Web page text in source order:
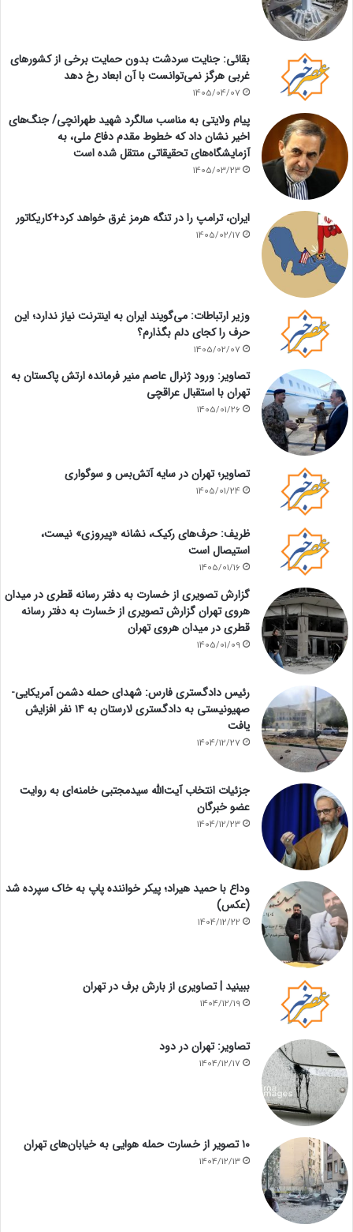
بقائی: جنایت سردشت بدون حمایت برخی از کشورهای
غربی هرگز نمی‌توانست با آن ابعاد رخ دهد
1405/04/07
پیام ولایتی به مناسب سالگرد شهید طهرانچی/ جنگ‌های
اخیر نشان داد که خطوط مقدم دفاع ملی، به
آزمایشگاه‌های تحقیقاتی منتقل شده است
1405/03/23
ایران، ترامپ را در تنگه هرمز غرق خواهد کرد+کاریکاتور
1405/02/17
وزیر ارتباطات: می‌گویند ایران به اینترنت نیاز ندارد؛ این
حرف را کجای دلم بگذارم؟
1405/02/07
تصاویر: ورود ژنرال عاصم منیر فرمانده ارتش پاکستان به
تهران با استقبال عراقچی
1405/01/26
تصاویر؛ تهران در سایه آتش‌بس و سوگواری
1405/01/24
ظریف: حرف‌های رکیک، نشانه «پیروزی» نیست،
استیصال است
1405/01/16
گزارش تصویری از خسارت به دفتر رسانه قطری در میدان
هروی تهران گزارش تصویری از خسارت به دفتر رسانه
قطری در میدان هروی تهران
1405/01/09
رئیس دادگستری فارس: شهدای حمله دشمن آمریکایی-
صهیونیستی به دادگستری لارستان به ۱۴ نفر افزایش
یافت
1404/12/27
جزئیات انتخاب آیت‌الله سیدمجتبی خامنه‌ای به روایت
عضو خبرگان
1404/12/23
وداع با حمید هیراد؛ پیکر خواننده پاپ به خاک سپرده شد
(عکس)
1404/12/22
ببینید | تصاویری از بارش برف در تهران
1404/12/19
تصاویر: تهران در دود
1404/12/17
۱۰ تصویر از خسارت حمله هوایی به خیابان‌های تهران
1404/12/13